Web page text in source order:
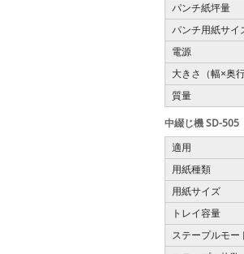
パンチ紙坪量
パンチ用紙サイ
電源
大きさ（幅×奥
質量
中綴じ機 SD-505
適用
用紙種類
用紙サイズ
トレイ容量
ステープルモー